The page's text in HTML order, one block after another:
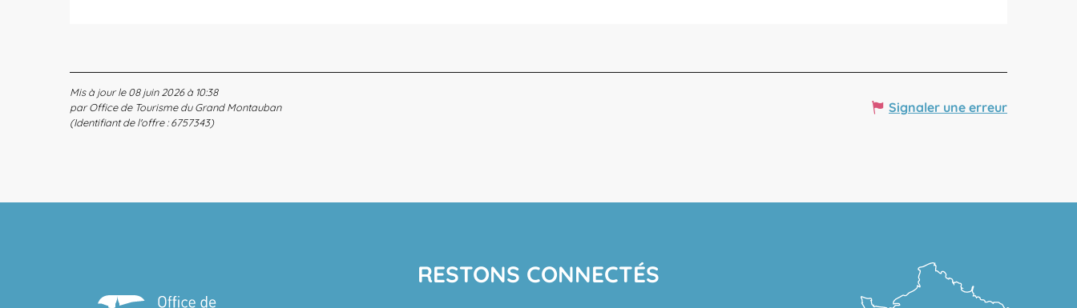
Mis à jour le 08 juin 2026 à 10:38
par Office de Tourisme du Grand Montauban
(Identifiant de l'offre :6757343)
Signaler une erreur
RESTONS CONNECTÉS